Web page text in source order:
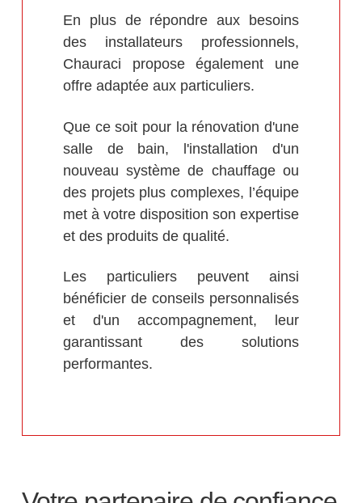
En plus de répondre aux besoins
des installateurs professionnels,
Chauraci propose également une
offre adaptée aux particuliers.
Que ce soit pour la rénovation d'une
salle de bain, l'installation d'un
nouveau système de chauffage ou
des projets plus complexes, l’équipe
met à votre disposition son expertise
et des produits de qualité.
Les particuliers peuvent ainsi
bénéficier de conseils personnalisés
et d'un accompagnement, leur
garantissant des solutions
performantes.